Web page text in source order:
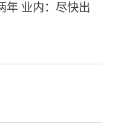
年 业内：尽快出